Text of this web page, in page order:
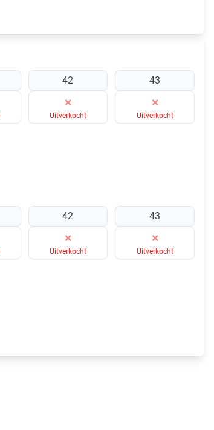
42
×
Uitverkocht
43
×
Uitverkocht
42
×
Uitverkocht
43
×
Uitverkocht